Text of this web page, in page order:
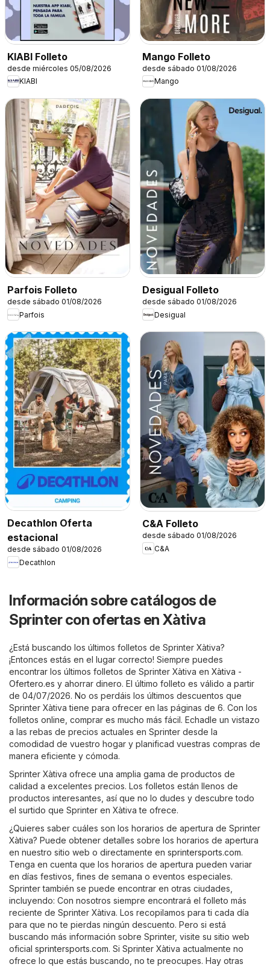
KIABI Folleto
desde miércoles 05/08/2026
KIABI
Mango Folleto
desde sábado 01/08/2026
Mango
Parfois Folleto
desde sábado 01/08/2026
Parfois
Desigual Folleto
desde sábado 01/08/2026
Desigual
Decathlon Oferta
estacional
desde sábado 01/08/2026
Decathlon
C&A Folleto
desde sábado 01/08/2026
C&A
Información sobre catálogos de
Sprinter con ofertas en Xàtiva
¿Está buscando los últimos folletos de Sprinter Xàtiva?
¡Entonces estás en el lugar correcto! Siempre puedes
encontrar los últimos folletos de Sprinter Xàtiva en Xàtiva -
Ofertero.es y ahorrar dinero. El último folleto es válido a partir
de 04/07/2026. No os perdáis los últimos descuentos que
Sprinter Xàtiva tiene para ofrecer en las páginas de 6. Con los
folletos online, comprar es mucho más fácil. Echadle un vistazo
a las rebas de precios actuales en Sprinter desde la
comodidad de vuestro hogar y planificad vuestras compras de
manera eficiente y cómoda.
Sprinter Xàtiva ofrece una amplia gama de productos de
calidad a excelentes precios. Los folletos están llenos de
productos interesantes, así que no lo dudes y descubre todo
el surtido que Sprinter en Xàtiva te ofrece.
¿Quieres saber cuáles son los horarios de apertura de Sprinter
Xàtiva? Puede obtener detalles sobre los horarios de apertura
en nuestro sitio web o directamente en sprintersports.com.
Tenga en cuenta que los horarios de apertura pueden variar
en días festivos, fines de semana o eventos especiales.
Sprinter también se puede encontrar en otras ciudades,
incluyendo: Con nosotros siempre encontrará el folleto más
reciente de Sprinter Xàtiva. Los recopilamos para ti cada día
para que no te pierdas ningún descuento. Pero si está
buscando más información sobre Sprinter, visite su sitio web
oficial sprintersports.com. Si Sprinter Xàtiva actualmente no
ofrece lo que estás buscando, no te preocupes. Hay otras